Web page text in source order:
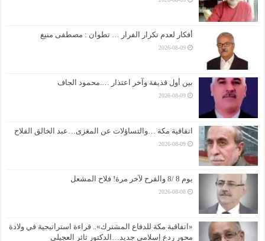
أفكار لعدم تكرار الفرار … تطوان : مصطفى منيغ
2026-08-09
بين أول قذيفة وآخر اعتذار ….محمود الجاف
2026-08-09
اتفاقية مكة …والتساؤلات عن المغزى…عبد الخالق الفلاح
2026-08-09
يوم 8 /8 والفرح لآخر مرة! فلاح المشعل
2026-08-08
«اتفاقية مكة للدفاع المشترك».. قراءة استراتيجية في ولادة
محور ردع إسلامي جديد…الدكتور ثائر العجيلي